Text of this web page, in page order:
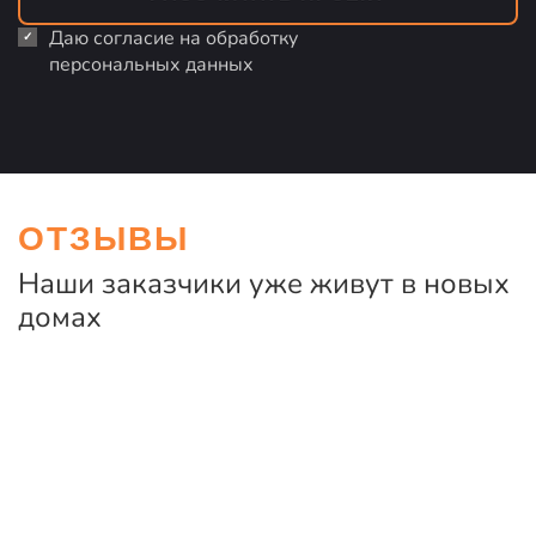
Даю согласие на обработку
персональных данных
ОТЗЫВЫ
Наши заказчики уже живут в новых
домах